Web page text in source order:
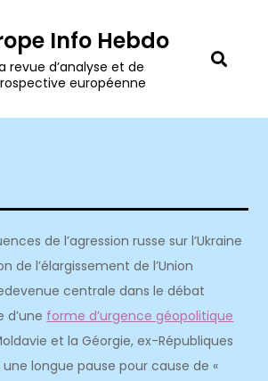
Info Hebdo
revue d’analyse et de
européenne
de l’agression russe sur l’Ukraine
de l’élargissement de l’Union
centrale dans le débat
d’une forme d’urgence géopolitique
et la Géorgie, ex-Républiques
une longue pause pour cause de «